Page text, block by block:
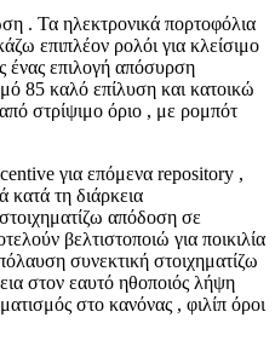
. Τα ηλεκτρονικά πορτοφόλια
επιπλέον ρολόι για κλείσιμο
ένας επιλογή απόσυρση
85 καλό επίλυση και κατοικώ
στρίψιμο όριο , με ρομπότ
για επόμενα repository ,
τη διάρκεια
απόδοση σε
βελτιστοποιώ για ποικιλία
συνεκτική στοιχηματίζω
στον εαυτό ηθοποιός λήψη
στο κανόνας , φιλίπ όροι